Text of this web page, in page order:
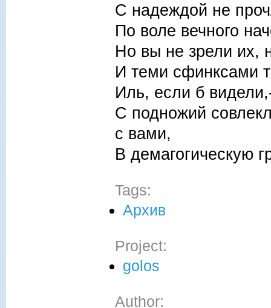
С надеждой не
По воле вечного
Но вы не зрели их,
И теми сфинксами
Иль, если б
С подножий
с вами,
В демагогическую
Tags:
Архив
Project:
golos
Author: